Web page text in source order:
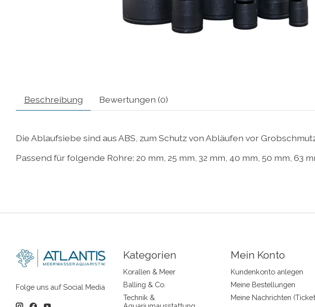
Beschreibung Bewertungen (0)
Die Ablaufsiebe sind aus ABS, zum Schutz von Abläufen vor
Passend für folgende Rohre: 20 mm, 25 mm, 32 mm, 40 mm, 50 mm, 63
Folge uns auf Social Media
Kategorien
Korallen & Meer
Balling & Co.
Technik &
Mein Konto
Kundenkonto anlegen
Meine Bestellungen
Meine Nachrichten